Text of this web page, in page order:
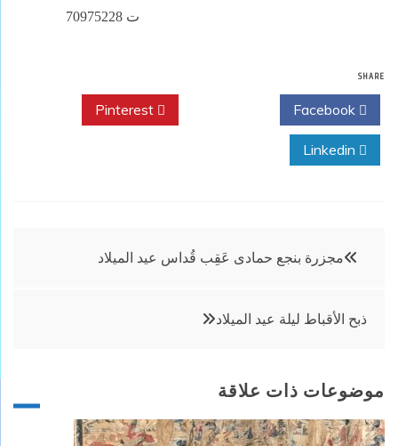
ت 70975228
SHARE
تصفّح
المقالات
مجزرة بنجع حمادى عَقِب قُداس عيد الميلاد
ذبح الأقباط ليلة عيد الميلاد
موضوعات ذات علاقة